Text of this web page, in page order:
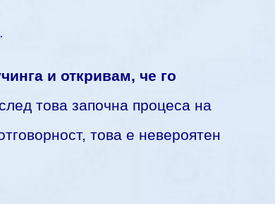
и откривам, че го
това започна процеса на
това е невероятен